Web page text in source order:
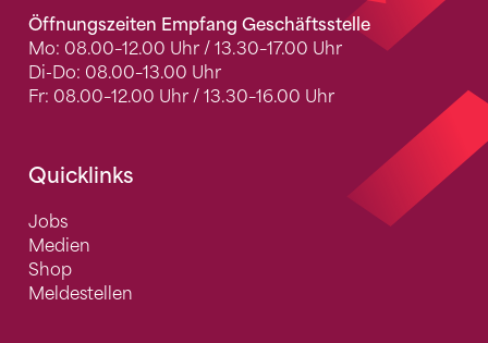
Öffnungszeiten Empfang Geschäftsstelle
Mo: 08.00–12.00 Uhr / 13.30–17.00 Uhr
Di-Do: 08.00–13.00 Uhr
Fr: 08.00–12.00 Uhr / 13.30–16.00 Uhr
Quicklinks
Jobs
Medien
Shop
Meldestellen